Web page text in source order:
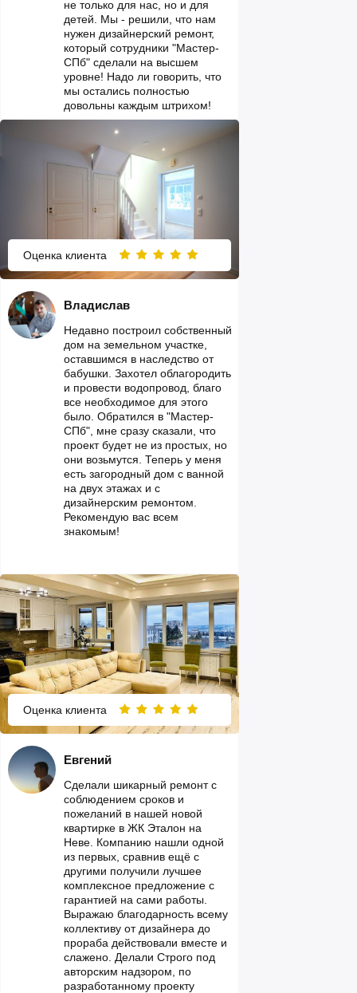
не только для нас, но и для
детей. Мы - решили, что нам
нужен дизайнерский ремонт,
который сотрудники "Мастер-
СПб" сделали на высшем
уровне! Надо ли говорить, что
мы остались полностью
довольны каждым штрихом!
Оценка клиента
Недавно построил собственный
дом на земельном участке,
оставшимся в наследство от
бабушки. Захотел облагородить
и провести водопровод, благо
все необходимое для этого
было. Обратился в "Мастер-
СПб", мне сразу сказали, что
проект будет не из простых, но
они возьмутся. Теперь у меня
есть загородный дом с ванной
на двух этажах и с
дизайнерским ремонтом.
Рекомендую вас всем
знакомым!
Владислав
Оценка клиента
Сделали шикарный ремонт с
соблюдением сроков и
пожеланий в нашей новой
квартирке в ЖК Эталон на
Неве. Компанию нашли одной
из первых, сравнив ещё с
другими получили лучшее
комплексное предложение с
гарантией на сами работы.
Выражаю благодарность всему
коллективу от дизайнера до
прораба действовали вместе и
слажено. Делали Строго под
авторским надзором, по
разработанному проекту
Евгений